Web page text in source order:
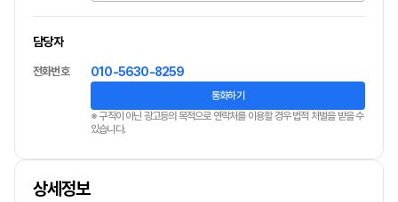
담당자
전화번호 010-5630-8259
통화하기
※ 구직이 아닌 광고등의 목적으로 연락처를 이용할 경우 법적 처벌을 받을 수
있습니다.
상세정보